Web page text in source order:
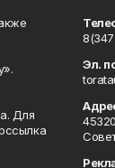
Для
Эл.